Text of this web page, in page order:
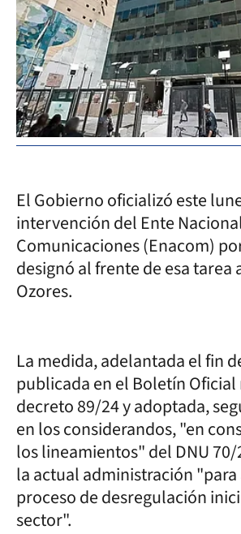
El Gobierno oficializó este
intervención del Ente
Comunicaciones (Enacom)
designó al frente de esa tarea
Ozores.
La medida, adelantada el fin
publicada en el Boletín
decreto 89/24 y adoptada,
en los considerandos, "en
los lineamientos" del DNU
la actual administración "para
proceso de desregulación
sector".